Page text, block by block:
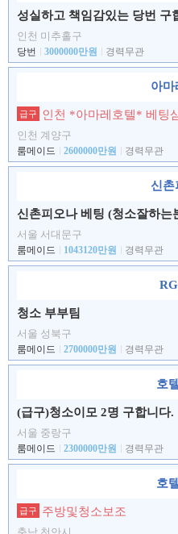
성실하고 책임감있는 당번 구
인천 미추홀구
당번 3000000만원 경력무관
아마
급구 인천 *아마레호텔* 베팅
인천 계양구
룸메이드 2600000만원 경력무관
신촌
서울 서대문구
룸메이드 1043120만원 경력무관
청소 부부팀
서울 성북구
룸메이드 2700000만원 경력무관
호
(급구)청소이모 2명 구합니다.
서울 중랑구
룸메이드 2300000만원 경력무관
호
급구 주방및청소보조